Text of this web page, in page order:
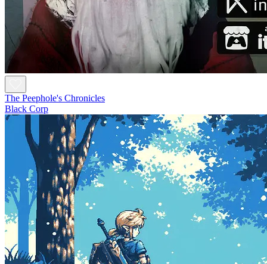
The Peephole's Chronicles
Black Corp